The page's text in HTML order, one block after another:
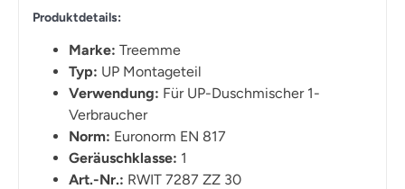
Produktdetails:
Marke: Treemme
Typ: UP Montageteil
Verwendung: Für UP-Duschmischer 1-
Verbraucher
Norm: Euronorm EN 817
Geräuschklasse: 1
Art.-Nr.: RWIT 7287 ZZ 30